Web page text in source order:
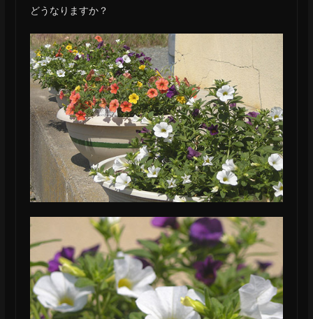
どうなりますか？